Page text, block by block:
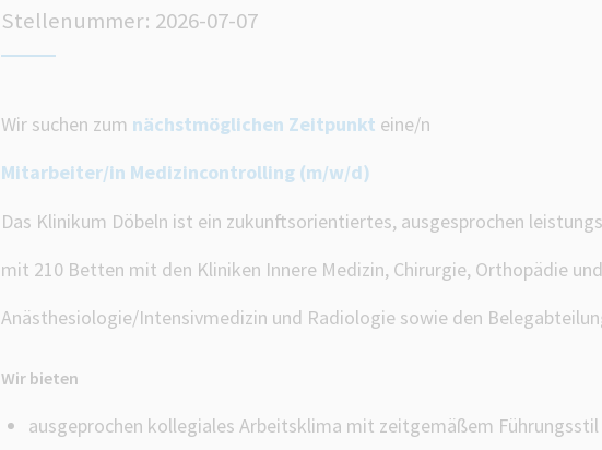
Stellenummer: 2026-07-07
Wir suchen zum nächstmöglichen Zeitpunkt eine/n
Mitarbeiter/in Medizincontrolling (m/w/d)
Das Klinikum Döbeln ist ein zukunftsorientiertes, ausgesprochen
mit 210 Betten mit den Kliniken Innere Medizin, Chirurgie, Orthopädie
Anästhesiologie/Intensivmedizin und Radiologie sowie den
Wir bieten
ausgeprochen kollegiales Arbeitsklima mit zeitgemäßem Führungsstil